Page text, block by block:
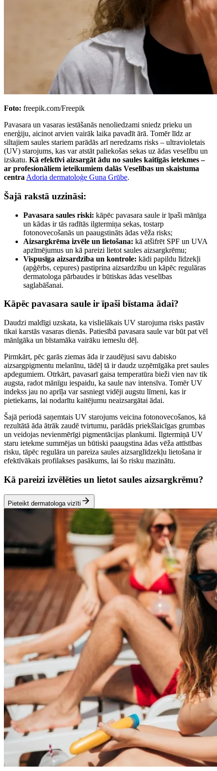
Foto: freepik.com/Freepik
Pavasara un vasaras iestāšanās nenoliedzami sniedz prieku un
enerģiju, aicinot arvien vairāk laika pavadīt ārā. Tomēr līdz ar
siltajiem saules stariem parādās arī neredzams risks – ultravioletais
(UV) starojums, kas var atstāt paliekošas sekas uz ādas veselību un
izskatu. Kā efektīvi aizsargāt ādu no saules kaitīgās ietekmes –
ar profesionāliem ieteikumiem dalās Veselības un skaistuma
centra Adoria dermatoloģe Guna Grūbe.
Šajā rakstā uzzināsi:
Pavasara saules riski: kāpēc pavasara saule ir īpaši mānīga
un kādas ir tās radītās ilgtermiņa sekas, tostarp
fotonovecošanās un paaugstināts ādas vēža risks;
Aizsargkrēma izvēle un lietošana: kā atšifrēt SPF un UVA
apzīmējumus un kā pareizi lietot saules aizsargkrēmu;
Vispusīga aizsardzība un kontrole: kādi papildu līdzekļi
(apģērbs, cepures) pastiprina aizsardzību un kāpēc regulāras
dermatologa pārbaudes ir būtiskas ādas veselības
saglabāšanai.
Kāpēc pavasara saule ir īpaši bīstama ādai?
Daudzi maldīgi uzskata, ka vislielākais UV starojuma risks pastāv
tikai karstās vasaras dienās. Patiesībā pavasara saule var būt pat vēl
mānīgāka un bīstamāka vairāku iemeslu dēļ.
Pirmkārt, pēc garās ziemas āda ir zaudējusi savu dabisko
aizsargpigmentu melanīnu, tādēļ tā ir daudz uzņēmīgāka pret saules
apdegumiem. Otrkārt, pavasarī gaisa temperatūra bieži vien nav tik
augsta, radot mānīgu iespaidu, ka saule nav intensīva. Tomēr UV
indekss jau no aprīļa var sasniegt vidēji augstu līmeni, kas ir
pietiekams, lai nodarītu kaitējumu neaizsargātai ādai.
Šajā periodā saņemtais UV starojums veicina fotonovecošanos, kā
rezultātā āda ātrāk zaudē tvirtumu, parādās priekšlaicīgas grumbas
un veidojas nevienmērīgi pigmentācijas plankumi. Ilgtermiņā UV
staru ietekme summējas un būtiski paaugstina ādas vēža attīstības
risku, tāpēc regulāra un pareiza saules aizsarglīdzekļu lietošana ir
efektīvākais profilakses pasākums, lai šo risku mazinātu.
Kā pareizi izvēlēties un lietot saules aizsargkrēmu?
Pieteikt dermatologa vizīti